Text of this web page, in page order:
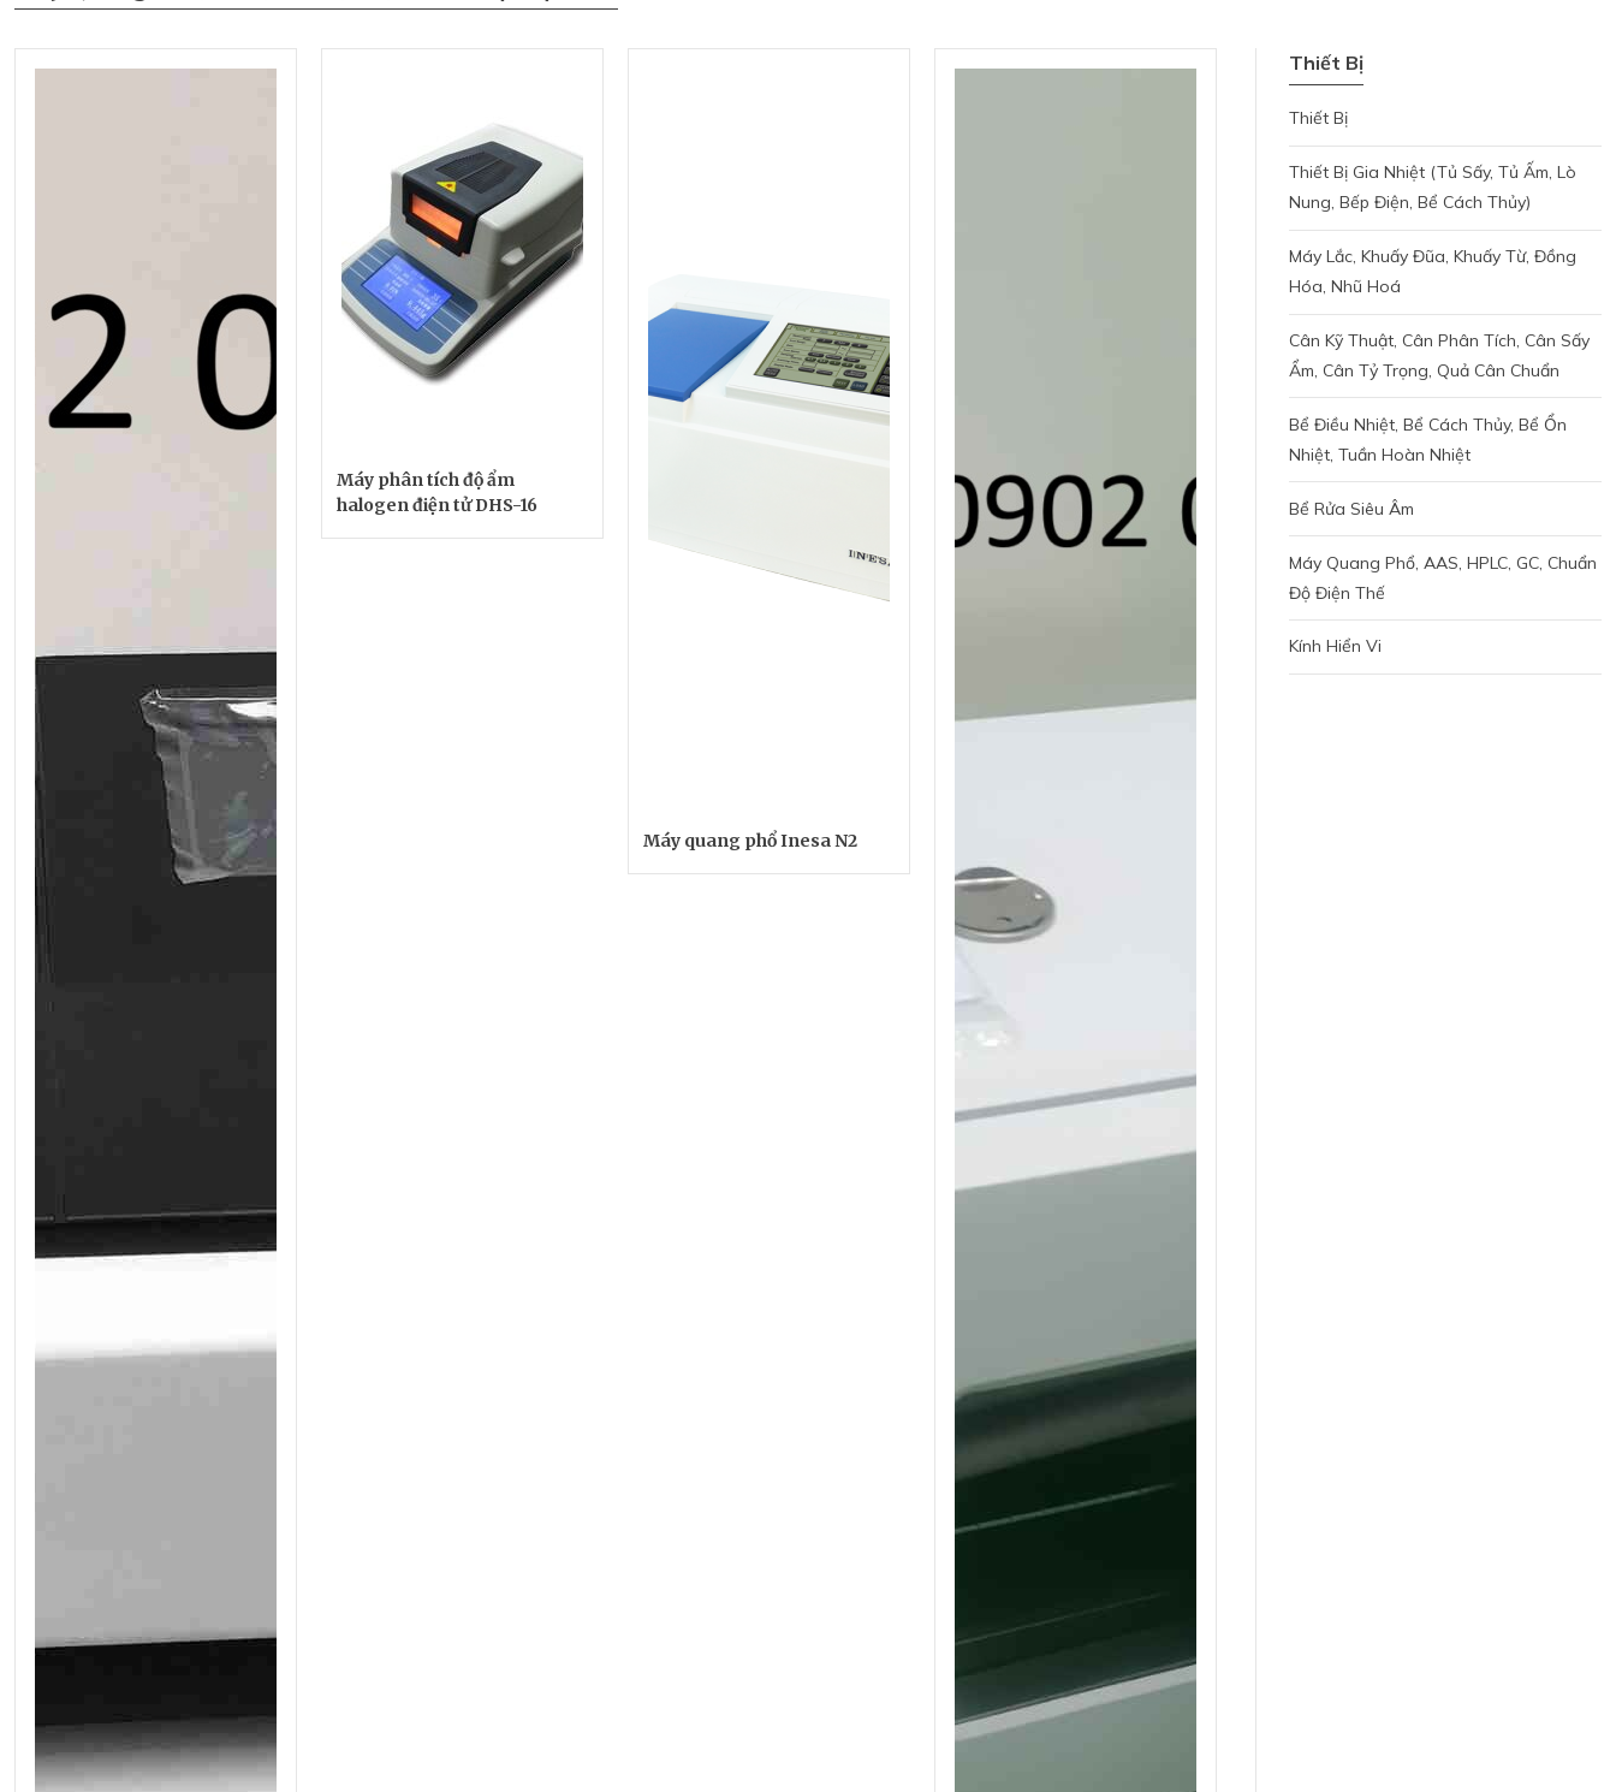
Máy phân tích độ ẩm
halogen điện tử DHS-16
Máy quang phổ Inesa N2
Thiết Bị
Thiết Bị
Thiết Bị Gia Nhiệt (tủ Sấy, Tủ Ấm, Lò
Nung, Bếp Điện, Bể Cách Thủy)
Máy Lắc, Khuấy Đũa, Khuấy Từ, Đồng
Hóa, Nhũ Hoá
Cân Kỹ Thuật, Cân Phân Tích, Cân Sấy
Ẩm, Cân Tỷ Trọng, Quả Cân Chuẩn
Bể Điều Nhiệt, Bể Cách Thủy, Bể Ổn
Nhiệt, Tuần Hoàn Nhiệt
Bể Rửa Siêu Âm
Máy Quang Phổ, AAS, HPLC, GC, Chuẩn
Độ Điện Thế
Kính Hiển Vi